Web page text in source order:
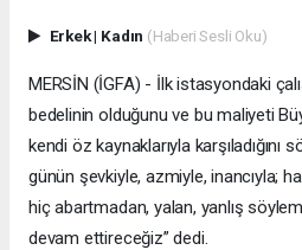
Erkek| Kadın (Haberi Sesli Oku)
MERSİN (İGFA) - İlk istasyondaki
bedelinin olduğunu ve bu maliyeti
kendi öz kaynaklarıyla karşıladığını
günün şevkiyle, azmiyle, inancıyla;
hiç abartmadan, yalan, yanlış
devam ettireceğiz” dedi.